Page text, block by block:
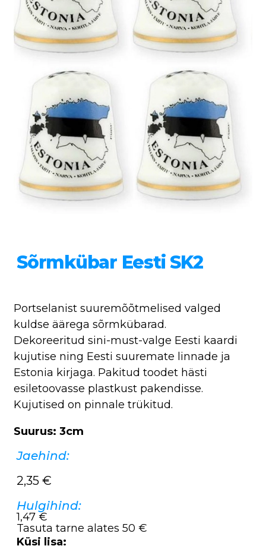
Sõrmkübar Eesti SK2
Portselanist suuremõõtmelised valged
kuldse äärega sõrmkübarad.
Dekoreeritud sini-must-valge Eesti kaardi
kujutise ning Eesti suuremate linnade ja
Estonia kirjaga. Pakitud toodet hästi
esiletoovasse plastkust pakendisse.
Kujutised on pinnale trükitud.
Suurus: 3cm
Jaehind:
2,35 €
Hulgihind:
1,47 €
Tasuta tarne alates 50 €
Küsi lisa: